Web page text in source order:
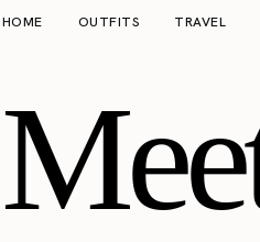
HOME OUTFITS TRAVEL